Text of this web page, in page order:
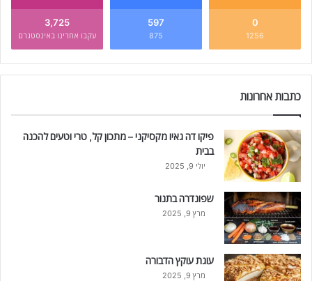
0
1256
597
875
3,725
עקבו אחרינו באינסטגרם
כתבות אחרונות
פיקו דה גאיו מקסיקני – מתכון קל, טרי וטעים להכנה
בבית
יולי 9, 2025
שפונדרה בתנור
מרץ 9, 2025
עוגת עוקץ הדבורה
מרץ 9, 2025